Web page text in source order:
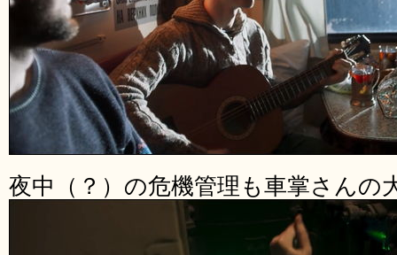
夜中（？）の危機管理も車掌さんの